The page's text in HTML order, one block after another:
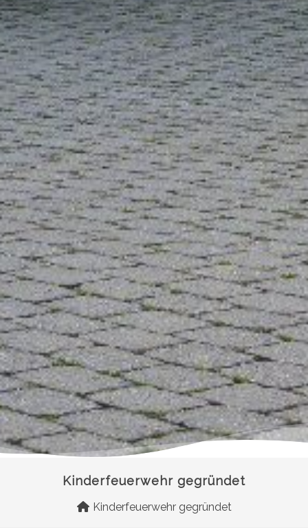
Kinderfeuerwehr gegründet
Kinderfeuerwehr gegründet